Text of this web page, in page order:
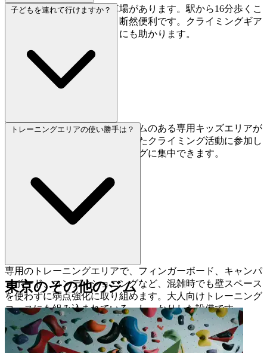
はい、5〜8台分の無料駐車場があります。駅から16分歩くこ
とを考えると、車があると断然便利です。クライミングギア
を持ち運ぶ場合や仕事帰りにも助かります。
子どもを連れて行けますか？
はい、キッズスクールプログラムのある専用キッズエリアが
あります。お子様が構造化されたクライミング活動に参加し
ている間に、大人はトレーニングに集中できます。
トレーニングエリアの使い勝手は？
専用のトレーニングエリアで、フィンガーボード、キャンパ
スボード、コンディショニングなど、混雑時でも壁スペース
を使わずに弱点強化に取り組めます。大人向けトレーニング
コースにも組み込まれている、しっかりした設備です。
東京のその他のジム